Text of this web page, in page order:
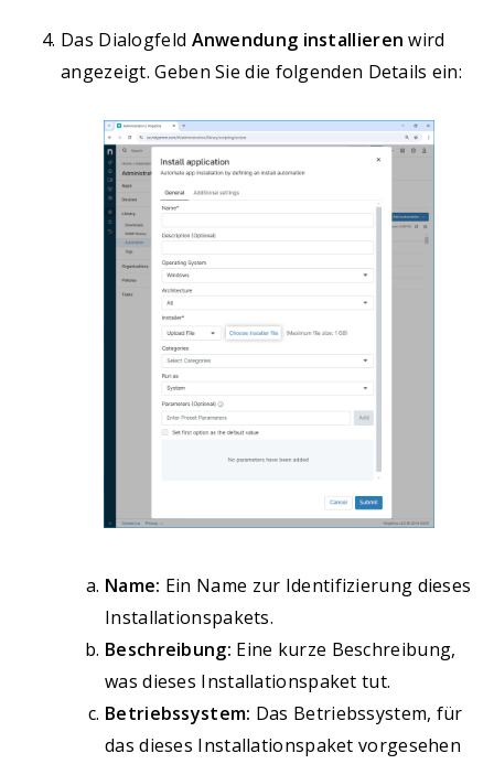
Das Dialogfeld Anwendung installieren wird
angezeigt. Geben Sie die folgenden Details ein:
Name: Ein Name zur Identifizierung dieses
Installationspakets.
Beschreibung: Eine kurze Beschreibung,
was dieses Installationspaket tut.
Betriebssystem: Das Betriebssystem, für
das dieses Installationspaket vorgesehen